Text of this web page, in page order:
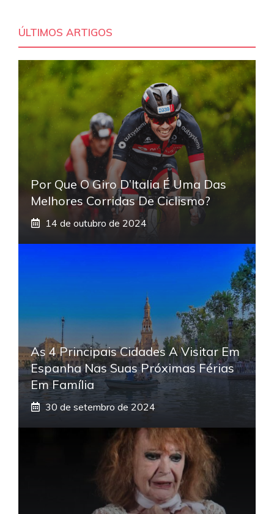
ÚLTIMOS ARTIGOS
Por Que O Giro D’Italia É Uma Das
Melhores Corridas De Ciclismo?
14 de outubro de 2024
As 4 Principais Cidades A Visitar Em
Espanha Nas Suas Próximas Férias
Em Família
30 de setembro de 2024